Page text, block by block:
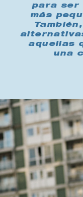
para ser
más
aquellas
una